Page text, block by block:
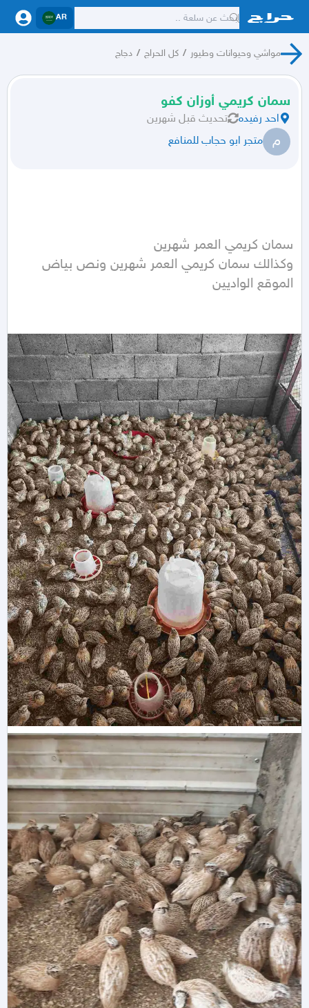
AR
مواشي وحيوانات وطيور / كل الحراج / دجاج
سمان كريمي أوزان كفو
احد رفيده تحديث قبل شهرين
م متجر ابو حجاب للمنافع
الموقع الواديين